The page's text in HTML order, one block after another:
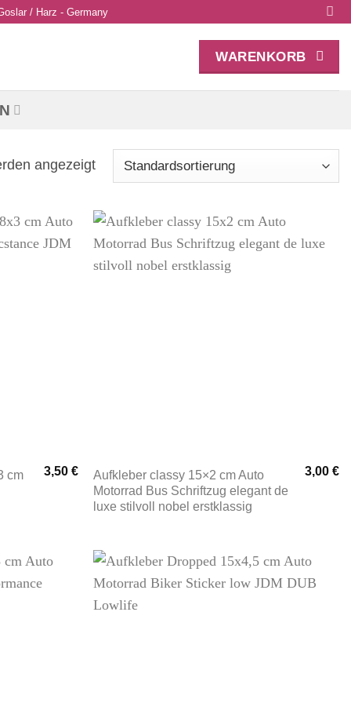
/ Harz - Germany
WARENKORB
angezeigt
cm 3,50 €
Aufkleber classy 15×2 cm Auto
Motorrad Bus Schriftzug elegant de
luxe stilvoll nobel erstklassig
3,00€